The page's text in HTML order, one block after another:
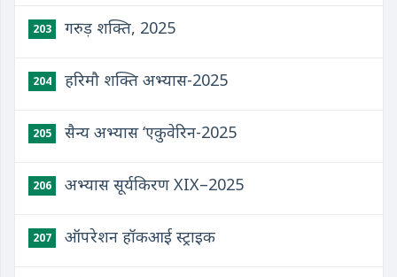
203 गरुड़ शक्ति, 2025
204 हरिमौ शक्ति अभ्यास-2025
205 सैन्य अभ्यास ‘एकुवेरिन-2025
206 अभ्यास सूर्यकिरण XIX–2025
207 ऑपरेशन हॉकआई स्ट्राइक